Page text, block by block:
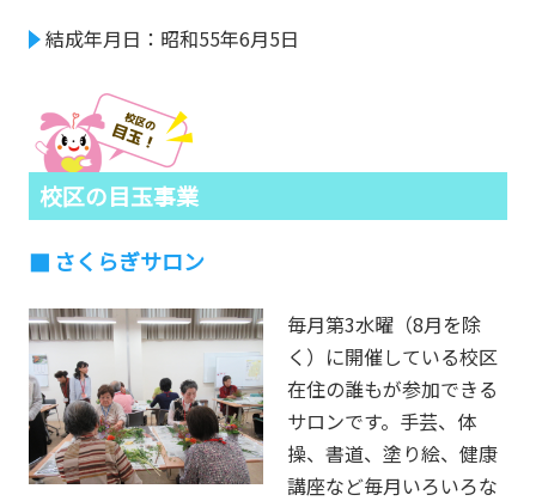
結成年月日：昭和55年6月5日
校区の目玉事業
さくらぎサロン
毎月第3水曜（8月を除
く）に開催している校区
在住の誰もが参加できる
サロンです。手芸、体
操、書道、塗り絵、健康
講座など毎月いろいろな